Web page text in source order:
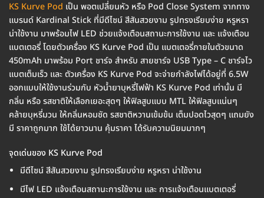
KS Kurve Pod เป็น พอตเปลี่ยนหัว หรือ Pod Close System จากทาง
แบรนด์ Kardinal Stick ที่มีดีไซน์ สีสันสวยงาม รูปทรงเรียบง่าย หรูหรา
น่าใช้งาน มาพร้อมไฟ LED ช่วยแจ้งเตือนสถานะการใช้งาน และ แจ้งเตือน
แบตเตอรี่ โดยตัวเครื่อง KS Kurve Pod เป็น แบตเตอรี่ภายในตัวขนาด
450mAh มาพร้อม Port ชาร์จ สำหรับ สายชาร์จ USB Type – C ชาร์จไว
แบตเต็มเร็ว และ ตัวเครื่อง KS Kurve Pod จะจ่ายกำลังไฟได้อยู่ที่ 6.5W
ออกแบบให้ใช้งานร่วมกับ หัวน้ำยาบุหรี่ไฟฟ้า KS Kurve Pod เท่านั้น มี
กลิ่น หรือ รสชาติให้เลือกเยอะสุดๆ ให้ฟิลสูบแบบ MTL ให้ฟิลสูบแน่นๆ
คล้ายบุหรี่มวน ให้กลิ่นหอมชัด รสชาติหวานเข้มข้น เต็มปอดไวสุดๆ แถมยัง
มี ราคาถูกมาก ใช้ได้ยาวนาน คุ้มราคา ได้รับความนิยมมากๆ
จุดเด่นของ KS Kurve Pod
มีดีไซน์ สีสันสวยงาม รูปทรงเรียบง่าย หรูหรา น่าใช้งาน
มีไฟ LED แจ้งเตือนสถานะการใช้งาน และ การแจ้งเตือนแบตเตอรี่